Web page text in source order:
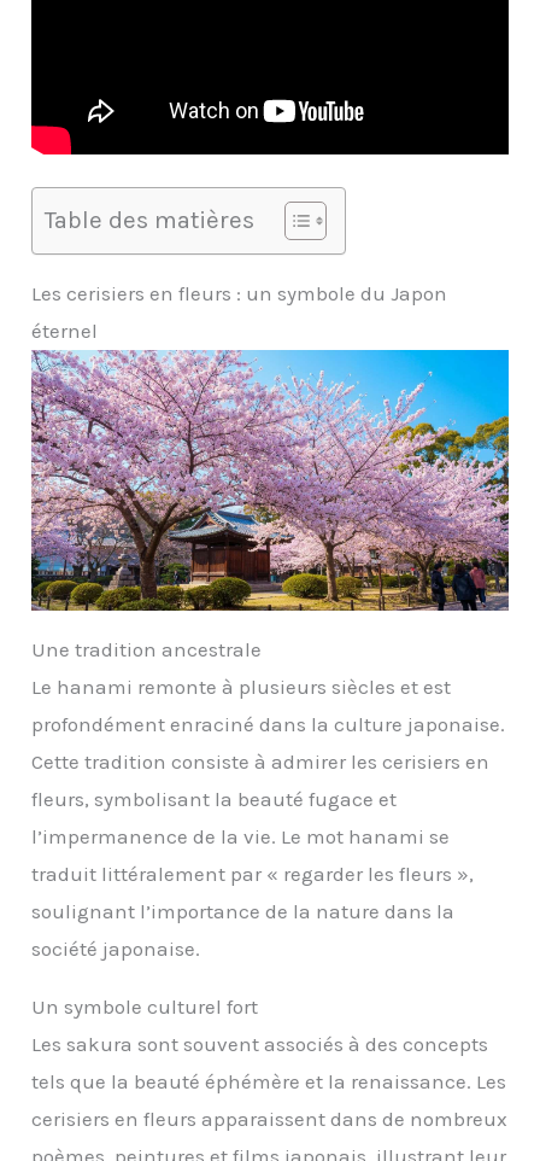
Table des matières
Les cerisiers en fleurs : un symbole du Japon
éternel
Une tradition ancestrale
Le hanami remonte à plusieurs siècles et est
profondément enraciné dans la culture japonaise.
Cette tradition consiste à admirer les cerisiers en
fleurs, symbolisant la beauté fugace et
l’impermanence de la vie. Le mot hanami se
traduit littéralement par « regarder les fleurs »,
soulignant l’importance de la nature dans la
société japonaise.
Un symbole culturel fort
Les sakura sont souvent associés à des concepts
tels que la beauté éphémère et la renaissance. Les
cerisiers en fleurs apparaissent dans de nombreux